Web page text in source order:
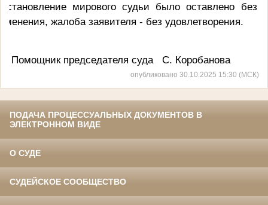
мирового судьи было оставлено без
жалоба заявителя - без удовлетворения.
Помощник председателя суда С. Коробанова
опубликовано 30.10.2025 15:30 (МСК)
ПОДАЧА ПРОЦЕССУАЛЬНЫХ ДОКУМЕНТОВ В
ЭЛЕКТРОННОМ ВИДЕ
О СУДЕ
СУДЕЙСКОЕ СООБЩЕСТВО